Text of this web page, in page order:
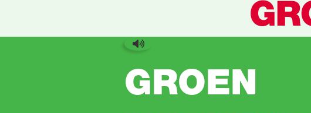
GROEN